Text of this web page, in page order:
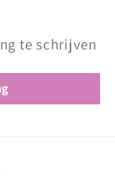
te schrijven